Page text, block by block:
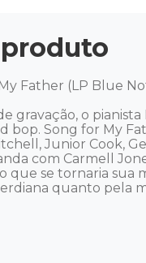
Father (LP Blue
gravação, o
bop. Song for My
Junior Cook,
com Carmell
que se tornaria sua
quanto pela